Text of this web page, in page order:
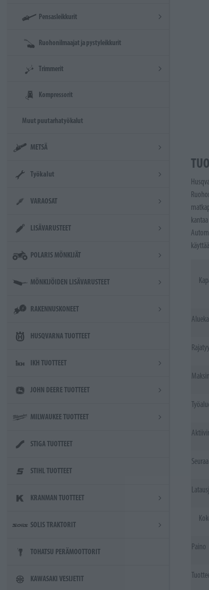
Pensasleikkurit
Ruohonilmaajat ja pystyleikkurit
Trimmerit
Kompressorit
Muut puutarhatyökalut
METSÄ
Työkalut
VARAOSAT
LISÄVARUSTEET
POLARIS MÖNKIJÄT
MÖNKIJÖIDEN LISÄVARUSTEET
RAKENNUSKONEET
HUSQVARNA TUOTTEET
IKH TUOTTEET
JOHN DEERE TUOTTEET
MILWAUKEE TUOTTEET
STIGA TUOTTEET
STIHL TUOTTEET
KRANMAN TUOTTEET
SOLIS TRAKTORIT
TOHATSU PERÄMOOTTORIT
KAWASAKI VESIJETIT
Paino